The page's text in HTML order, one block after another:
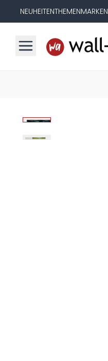
NEUHEITENTHEMENMARKEN